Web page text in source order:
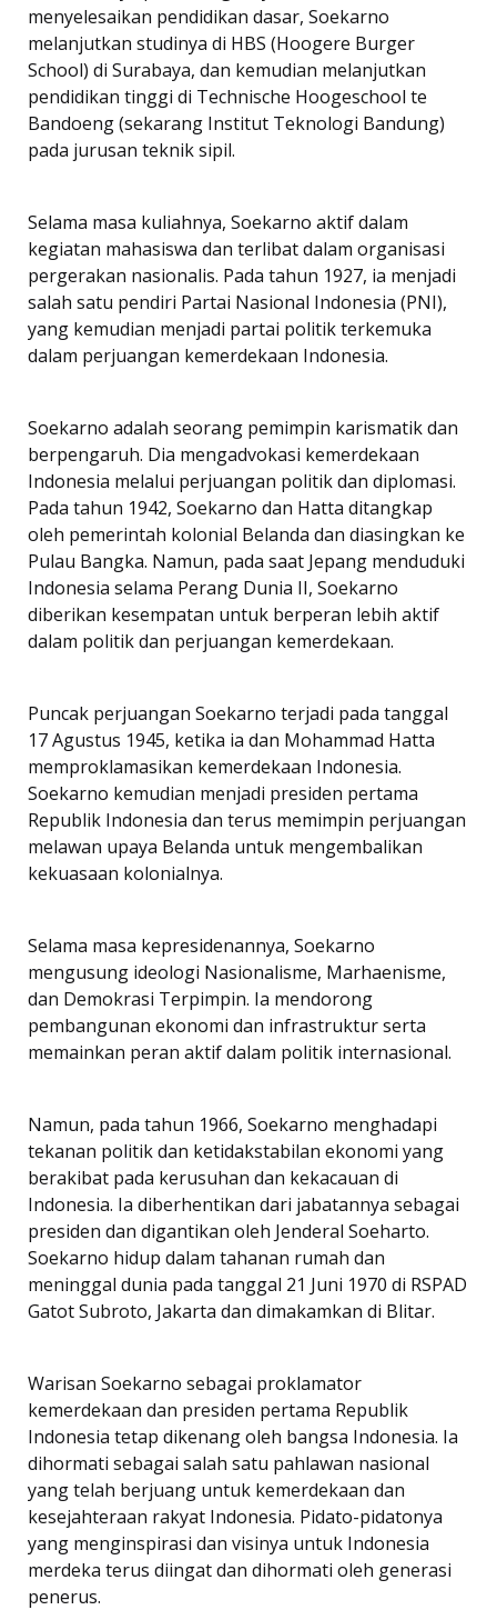
menyelesaikan pendidikan dasar, Soekarno
melanjutkan studinya di HBS (Hoogere Burger
School) di Surabaya, dan kemudian melanjutkan
pendidikan tinggi di Technische Hoogeschool te
Bandoeng (sekarang Institut Teknologi Bandung)
pada jurusan teknik sipil.
Selama masa kuliahnya, Soekarno aktif dalam
kegiatan mahasiswa dan terlibat dalam organisasi
pergerakan nasionalis. Pada tahun 1927, ia menjadi
salah satu pendiri Partai Nasional Indonesia (PNI),
yang kemudian menjadi partai politik terkemuka
dalam perjuangan kemerdekaan Indonesia.
Soekarno adalah seorang pemimpin karismatik dan
berpengaruh. Dia mengadvokasi kemerdekaan
Indonesia melalui perjuangan politik dan diplomasi.
Pada tahun 1942, Soekarno dan Hatta ditangkap
oleh pemerintah kolonial Belanda dan diasingkan ke
Pulau Bangka. Namun, pada saat Jepang menduduki
Indonesia selama Perang Dunia II, Soekarno
diberikan kesempatan untuk berperan lebih aktif
dalam politik dan perjuangan kemerdekaan.
Puncak perjuangan Soekarno terjadi pada tanggal
17 Agustus 1945, ketika ia dan Mohammad Hatta
memproklamasikan kemerdekaan Indonesia.
Soekarno kemudian menjadi presiden pertama
Republik Indonesia dan terus memimpin perjuangan
melawan upaya Belanda untuk mengembalikan
kekuasaan kolonialnya.
Selama masa kepresidenannya, Soekarno
mengusung ideologi Nasionalisme, Marhaenisme,
dan Demokrasi Terpimpin. Ia mendorong
pembangunan ekonomi dan infrastruktur serta
memainkan peran aktif dalam politik internasional.
Namun, pada tahun 1966, Soekarno menghadapi
tekanan politik dan ketidakstabilan ekonomi yang
berakibat pada kerusuhan dan kekacauan di
Indonesia. Ia diberhentikan dari jabatannya sebagai
presiden dan digantikan oleh Jenderal Soeharto.
Soekarno hidup dalam tahanan rumah dan
meninggal dunia pada tanggal 21 Juni 1970 di RSPAD
Gatot Subroto, Jakarta dan dimakamkan di Blitar.
Warisan Soekarno sebagai proklamator
kemerdekaan dan presiden pertama Republik
Indonesia tetap dikenang oleh bangsa Indonesia. Ia
dihormati sebagai salah satu pahlawan nasional
yang telah berjuang untuk kemerdekaan dan
kesejahteraan rakyat Indonesia. Pidato-pidatonya
yang menginspirasi dan visinya untuk Indonesia
merdeka terus diingat dan dihormati oleh generasi
penerus.